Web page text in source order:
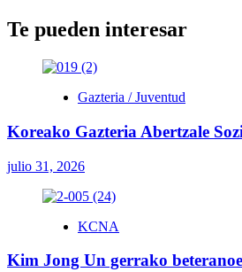
Te pueden interesar
Gazteria / Juventud
Koreako Gazteria Abertzale
julio 31, 2026
KCNA
Kim Jong Un gerrako